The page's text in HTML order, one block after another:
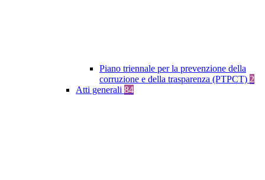
Piano triennale per la prevenzione della
corruzione e della trasparenza (PTPCT) 2
Atti generali 84